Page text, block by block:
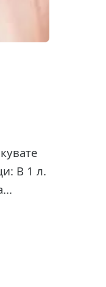
В 1 л.